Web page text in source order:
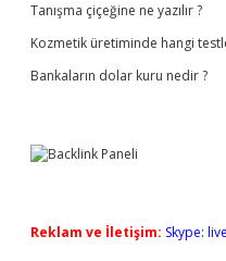
Tanışma çiçeğine ne yazılır ?
Kozmetik üretiminde hangi
Bankaların dolar kuru nedir ?
Reklam ve İletişim: Skype: